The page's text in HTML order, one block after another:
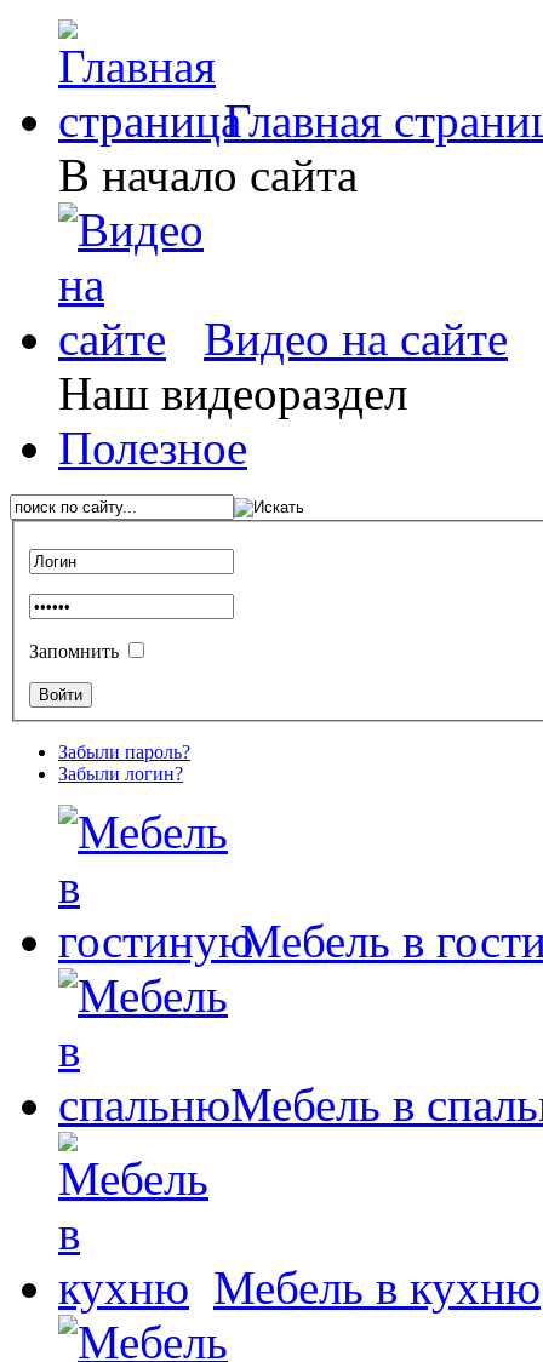
Главная
В начало сайта
Видео на сайте
Наш видеораздел
Полезное
Запомнить
Забыли пароль?
Забыли логин?
Мебель в
Мебель в
Мебель в кухню